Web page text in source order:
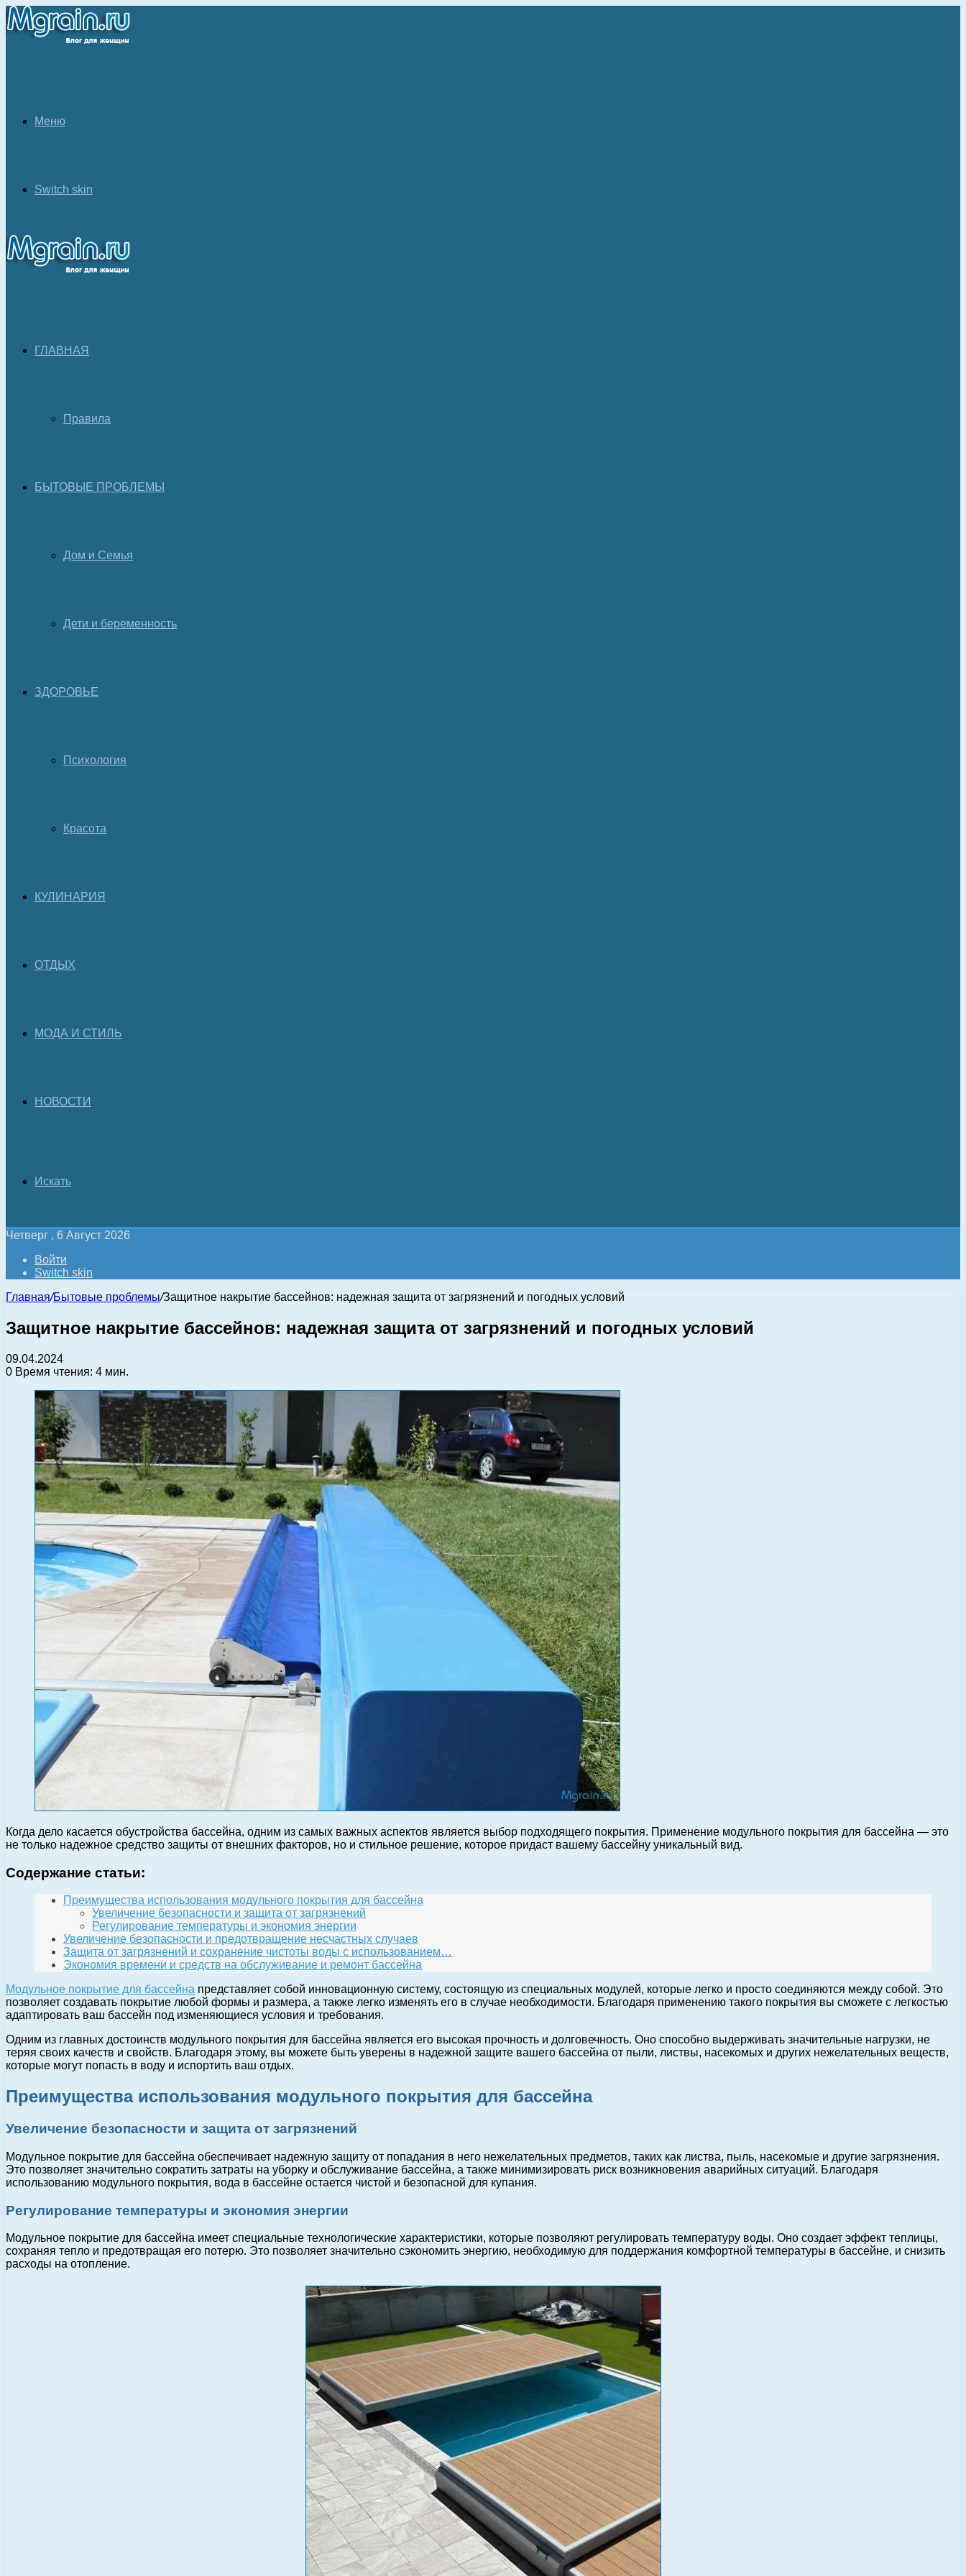
Меню
Switch skin
ГЛАВНАЯ
Правила
БЫТОВЫЕ ПРОБЛЕМЫ
Дом и Семья
Дети и беременность
ЗДОРОВЬЕ
Психология
Красота
КУЛИНАРИЯ
ОТДЫХ
МОДА И СТИЛЬ
НОВОСТИ
Искать
Четверг , 6 Август 2026
Войти
Switch skin
Главная/Бытовые проблемы/Защитное накрытие бассейнов: надежная защита от загрязнений и погодных условий
Защитное накрытие бассейнов: надежная защита от загрязнений и погодных условий
09.04.2024
0 Время чтения: 4 мин.
Когда дело касается обустройства бассейна, одним из самых важных аспектов является выбор подходящего покрытия. Применение модульного покрытия для бассейна — это
не только надежное средство защиты от внешних факторов, но и стильное решение, которое придаст вашему бассейну уникальный вид.
Содержание статьи:
Преимущества использования модульного покрытия для бассейна
Увеличение безопасности и защита от загрязнений
Регулирование температуры и экономия энергии
Увеличение безопасности и предотвращение несчастных случаев
Защита от загрязнений и сохранение чистоты воды с использованием…
Экономия времени и средств на обслуживание и ремонт бассейна
Модульное покрытие для бассейна представляет собой инновационную систему, состоящую из специальных модулей, которые легко и просто соединяются между собой. Это
позволяет создавать покрытие любой формы и размера, а также легко изменять его в случае необходимости. Благодаря применению такого покрытия вы сможете с легкостью
адаптировать ваш бассейн под изменяющиеся условия и требования.
Одним из главных достоинств модульного покрытия для бассейна является его высокая прочность и долговечность. Оно способно выдерживать значительные нагрузки, не
теряя своих качеств и свойств. Благодаря этому, вы можете быть уверены в надежной защите вашего бассейна от пыли, листвы, насекомых и других нежелательных веществ,
которые могут попасть в воду и испортить ваш отдых.
Преимущества использования модульного покрытия для бассейна
Увеличение безопасности и защита от загрязнений
Модульное покрытие для бассейна обеспечивает надежную защиту от попадания в него нежелательных предметов, таких как листва, пыль, насекомые и другие загрязнения.
Это позволяет значительно сократить затраты на уборку и обслуживание бассейна, а также минимизировать риск возникновения аварийных ситуаций. Благодаря
использованию модульного покрытия, вода в бассейне остается чистой и безопасной для купания.
Регулирование температуры и экономия энергии
Модульное покрытие для бассейна имеет специальные технологические характеристики, которые позволяют регулировать температуру воды. Оно создает эффект теплицы,
сохраняя тепло и предотвращая его потерю. Это позволяет значительно сэкономить энергию, необходимую для поддержания комфортной температуры в бассейне, и снизить
расходы на отопление.